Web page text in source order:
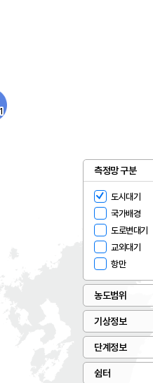
측정망 구분
도시대기
국가배경
도로변대기
교외대기
항만
농도범위
기상정보
단계정보
쉼터
청정한 동풍 기류 유입으로 대기질